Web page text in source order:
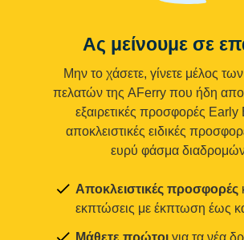
Ας μείνουμε σε
Μην το χάσετε, γίνετε μέλος
πελατών της AFerry που ήδη
εξαιρετικές προσφορές Early
αποκλειστικές ειδικές
ευρύ φάσμα
Αποκλειστικές προσφορές
εκπτώσεις με έκπτωση έως